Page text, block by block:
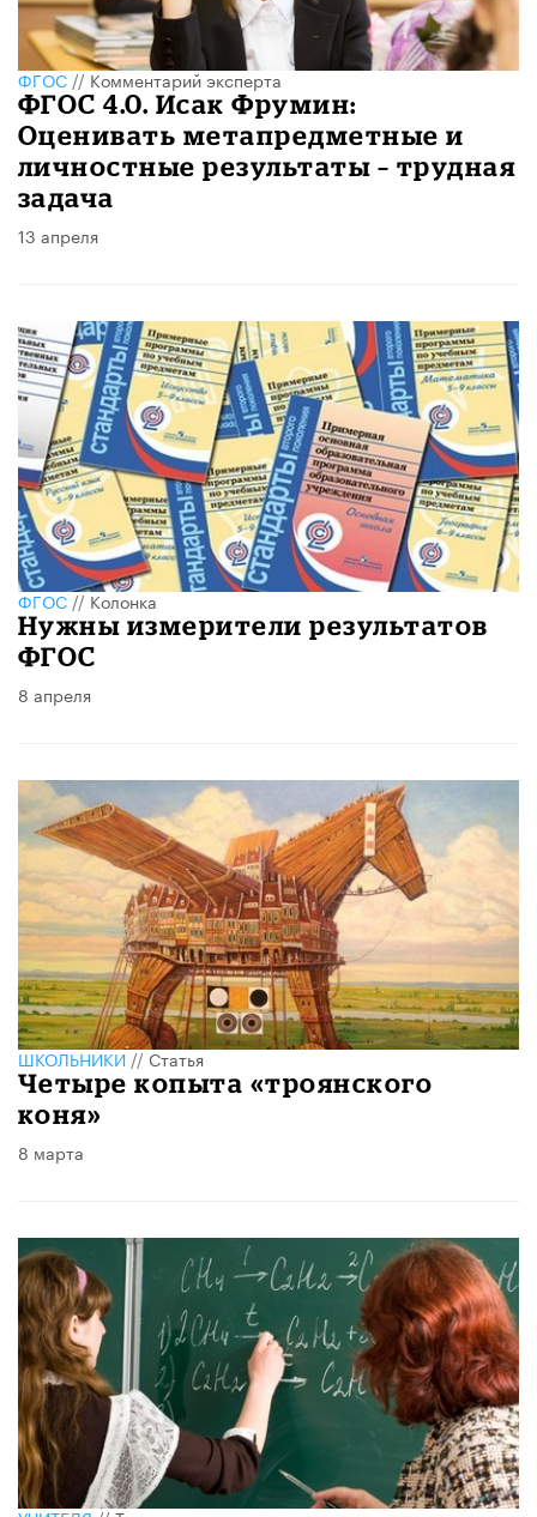
ФГОС//Комментарий эксперта
ФГОС 4.0. Исак Фрумин:
Оценивать метапредметные и
личностные результаты – трудная
задача
13 апреля
ФГОС//Колонка
Нужны измерители результатов
ФГОС
8 апреля
ШКОЛЬНИКИ//Статья
Четыре копыта «троянского
коня»
8 марта